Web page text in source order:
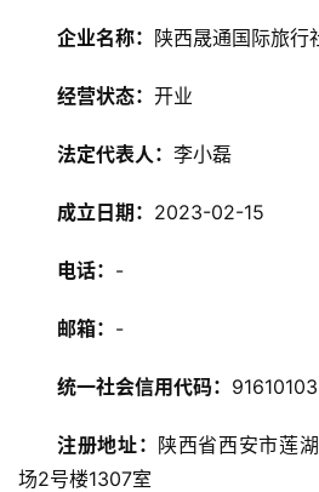
企业名称： 陕西晟通国际旅行
经营状态： 开业
法定代表人： 李小磊
成立日期： 2023-02-15
电话： -
邮箱： -
统一社会信用代码：
注册地址： 陕西省西安市莲
场2号楼1307室